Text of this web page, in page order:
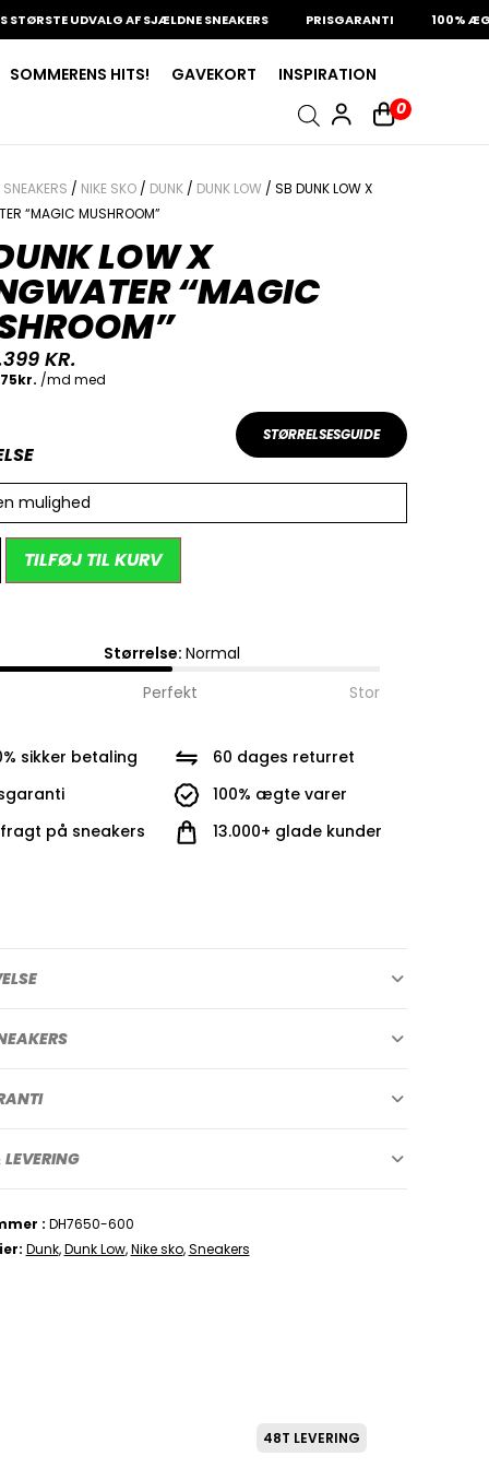
UDVALG AF SJÆLDNE SNEAKERS PRISGARANTI 100% ÆGTE
SOMMERENS HITS! GAVEKORT
INSPIRATION
0
SNEAKERS / NIKE SKO/ DUNK/ DUNK LOW/ SB DUNK LOW X
“MAGIC MUSHROOM”
LOW X
“MAGIC
KR.
STØRRELSESGUIDE
mulighed
TILFØJ TIL KURV
Størrelse:Normal
Perfekt Stor
sikker betaling
fragt på sneakers
60 dages returret
100% ægte varer
13.000+ glade kunder
LEVERING
DH7650-600
Dunk,Dunk Low,Nike sko,Sneakers
48T LEVERING